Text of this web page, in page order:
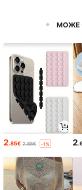
МОЖЕ
2.85€ 2.88€ -1% 2